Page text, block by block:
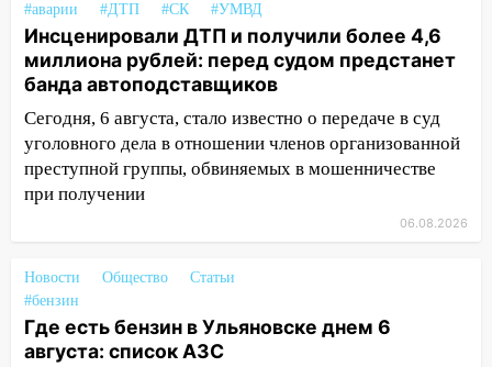
12:10
Ульяновский алиментщик накопил
120 тысяч долга
11:49 Снят режим «Ракетная
опасность» на территории Ульяновской
области
11:30 Кабмин РФ разрешил до 1 июля
2027 года импорт, выпуск и обращение
врезался в забор
10:27 Где есть бензин в Ульяновске
днем 6 августа: список АЗС
#аварии
#ДТП #СК #УМВД
Инсценировали ДТП и получили более 4,6
миллиона рублей: перед судом предстанет
банда автоподставщиков
Сегодня, 6 августа, стало известно о передаче в суд
уголовного дела в отношении членов организованной
преступной группы, обвиняемых в мошенничестве
при получении
06.08.2026
Новости Общество
Статьи
#бензин
Где есть бензин в Ульяновске днем 6
августа: список АЗС